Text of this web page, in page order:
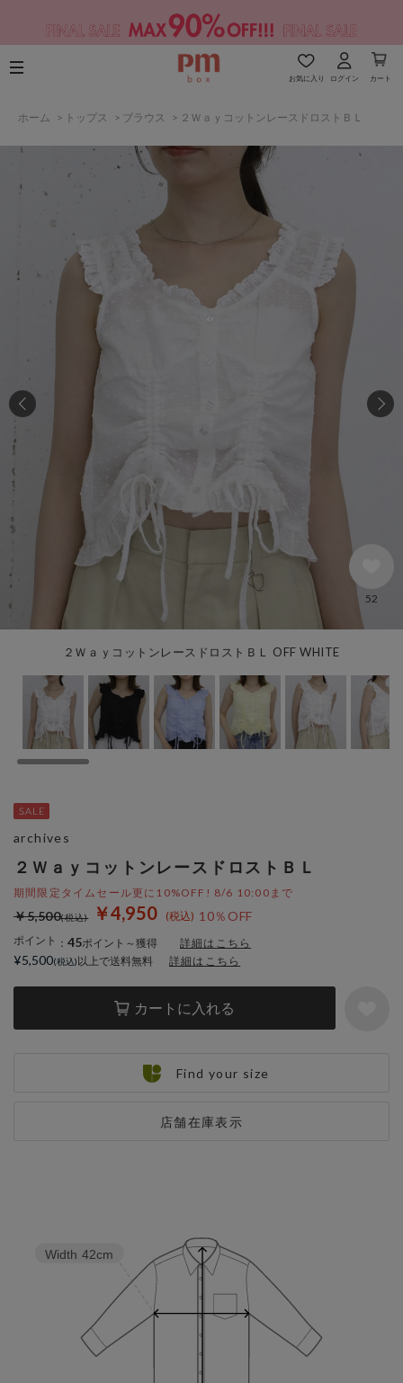
お気に入り ログイン カート
ホーム > トップス > ブラウス > ２ＷａｙコットンレースドロストＢＬ
２ＷａｙコットンレースドロストＢＬ OFF WHITE
52
２ＷａｙコットンレースドロストＢＬ
期間限定タイムセール更に10%OFF! 8/6 10:00まで
￥4,950 10％OFF
￥5,500
ポイント ： 45ポイント～獲得 詳細はこちら
カートに入れる
店舗在庫表示
archives
¥5,500 以上で送料無料 詳細はこちら
Find your size
Width 42cm